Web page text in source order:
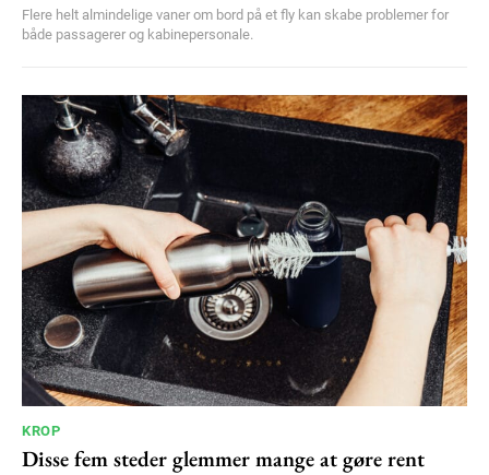
Flere helt almindelige vaner om bord på et fly kan skabe problemer for
både passagerer og kabinepersonale.
KROP
Disse fem steder glemmer mange at gøre rent